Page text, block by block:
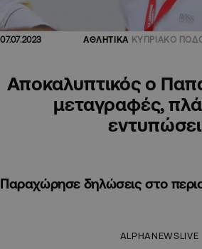
07.07.2023 ΑΘΛΗΤΙΚΑ ΚΥΠΡΙΑΚΟ
Αποκαλυπτικός ο
μεταγραφές,
Παραχώρησε δηλώσεις στο
ALPHANEWSLIVE